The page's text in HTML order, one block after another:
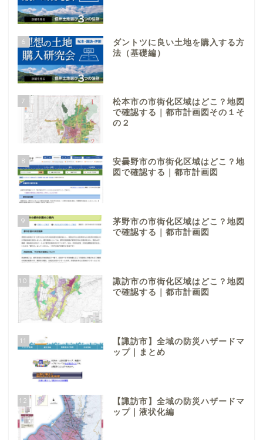
6
ダントツに良い土地を購入する方
法（基礎編）
7
松本市の市街化区域はどこ？地図
で確認する｜都市計画図その１そ
の２
8
安曇野市の市街化区域はどこ？地
図で確認する｜都市計画図
9
茅野市の市街化区域はどこ？地図
で確認する｜都市計画図
10
諏訪市の市街化区域はどこ？地図
で確認する｜都市計画図
11
【諏訪市】全域の防災ハザードマ
ップ｜まとめ
12
【諏訪市】全域の防災ハザードマ
ップ｜液状化編